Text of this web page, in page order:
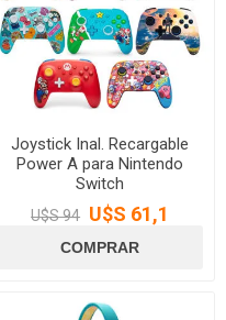
Joystick Inal. Recargable
Power A para Nintendo
Switch
U$S 94 U$S 61,1